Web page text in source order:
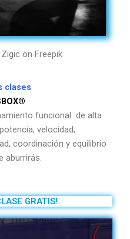
on Freepik
clases
funcional de alta
velocidad,
coordinación y equilibrio
aburrirás.
GRATIS!